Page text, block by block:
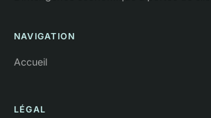
NAVIGATION
Accueil
LÉGAL